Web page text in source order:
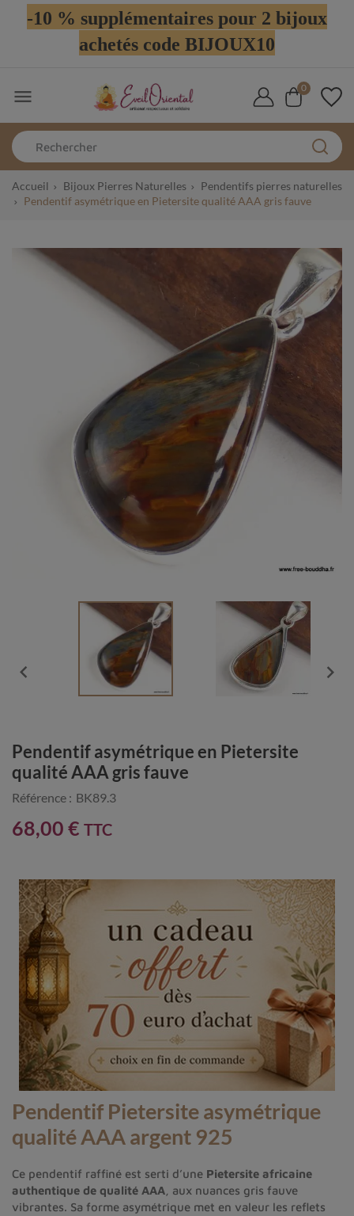
-10 % supplémentaires pour 2 bijoux
achetés code BIJOUX10
 0
Accueil Bijoux Pierres Naturelles
Pendentifs pierres naturelles
Pendentif asymétrique en Pietersite qualité AAA gris fauve
 
Pendentif asymétrique en Pietersite
qualité AAA gris fauve
Référence : BK89.3
68,00 € TTC
Pendentif Pietersite asymétrique
qualité AAA argent 925
Ce pendentif raffiné est serti d’une Pietersite africaine
authentique de qualité AAA , aux nuances gris fauve
vibrantes. Sa forme asymétrique met en valeur les reflets